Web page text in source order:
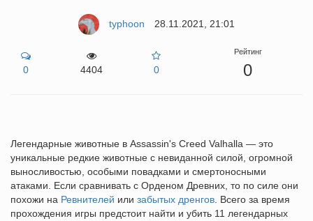
typhoon 28.11.2021, 21:01
0 4404 0
Рейтинг
0
Легендарные животные в Assassin's Creed Valhalla — это
уникальные редкие животные с невиданной силой, огромной
выносливостью, особыми повадками и смертоносными
атаками. Если сравнивать с Орденом Древних, то по силе они
похожи на Ревнителей или забытых дренгов . Всего за время
прохождения игры предстоит найти и убить 11 легендарных